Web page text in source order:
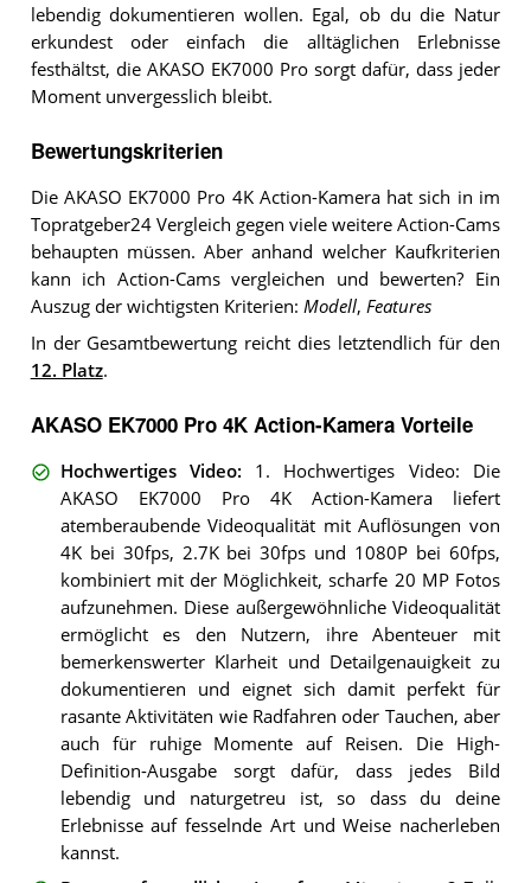
lebendig dokumentieren wollen. Egal, ob du die Natur
erkundest oder einfach die alltäglichen Erlebnisse
festhältst, die AKASO EK7000 Pro sorgt dafür, dass jeder
Moment unvergesslich bleibt.
Bewertungskriterien
Die AKASO EK7000 Pro 4K Action-Kamera hat sich in im
Topratgeber24 Vergleich gegen viele weitere Action-Cams
behaupten müssen. Aber anhand welcher Kaufkriterien
kann ich Action-Cams vergleichen und bewerten? Ein
Auszug der wichtigsten Kriterien: Modell, Features
In der Gesamtbewertung reicht dies letztendlich für den
12. Platz.
AKASO EK7000 Pro 4K Action-Kamera Vorteile
Hochwertiges Video: 1. Hochwertiges Video: Die
AKASO EK7000 Pro 4K Action-Kamera liefert
atemberaubende Videoqualität mit Auflösungen von
4K bei 30fps, 2.7K bei 30fps und 1080P bei 60fps,
kombiniert mit der Möglichkeit, scharfe 20 MP Fotos
aufzunehmen. Diese außergewöhnliche Videoqualität
ermöglicht es den Nutzern, ihre Abenteuer mit
bemerkenswerter Klarheit und Detailgenauigkeit zu
dokumentieren und eignet sich damit perfekt für
rasante Aktivitäten wie Radfahren oder Tauchen, aber
auch für ruhige Momente auf Reisen. Die High-
Definition-Ausgabe sorgt dafür, dass jedes Bild
lebendig und naturgetreu ist, so dass du deine
Erlebnisse auf fesselnde Art und Weise nacherleben
kannst.